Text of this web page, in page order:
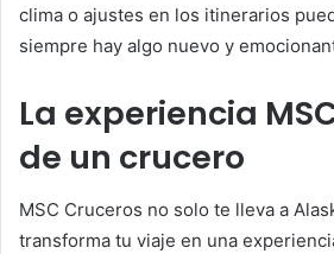
clima o ajustes en los itinerarios
siempre hay algo nuevo y
La experiencia
de un crucero
MSC Cruceros no solo te lleva a
transforma tu viaje en una